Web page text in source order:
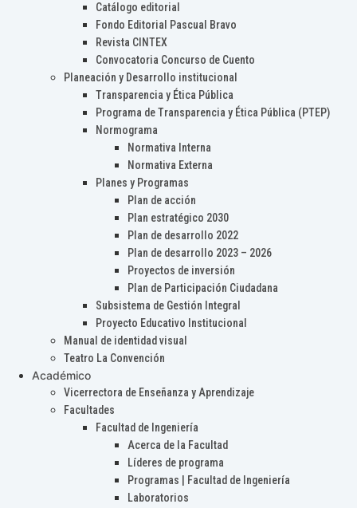
Catálogo editorial
Fondo Editorial Pascual Bravo
Revista CINTEX
Convocatoria Concurso de Cuento
Planeación y Desarrollo institucional
Transparencia y Ética Pública
Programa de Transparencia y Ética Pública (PTEP)
Normograma
Normativa Interna
Normativa Externa
Planes y Programas
Plan de acción
Plan estratégico 2030
Plan de desarrollo 2022
Plan de desarrollo 2023 – 2026
Proyectos de inversión
Plan de Participación Ciudadana
Subsistema de Gestión Integral
Proyecto Educativo Institucional
Manual de identidad visual
Teatro La Convención
Académico
Vicerrectora de Enseñanza y Aprendizaje
Facultades
Facultad de Ingeniería
Acerca de la Facultad
Líderes de programa
Programas | Facultad de Ingeniería
Laboratorios